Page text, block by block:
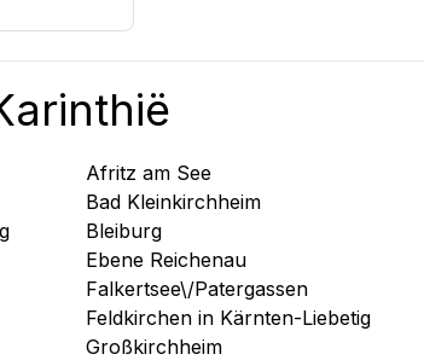
Afritz am See
Bad Kleinkirchheim
Bleiburg
Ebene Reichenau
Falkertsee\/Patergassen
Feldkirchen in Kärnten-Liebetig
Großkirchheim